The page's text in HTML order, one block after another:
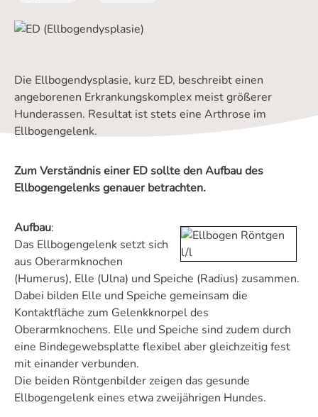
Die Ellbogendysplasie, kurz ED, beschreibt einen
angeborenen Erkrankungskomplex meist größerer
Hunderassen. Resultat ist stets eine Arthrose im
Ellbogengelenk.
Zum Verständnis einer ED sollte den Aufbau des
Ellbogengelenks genauer betrachten.
Aufbau:
Das Ellbogengelenk setzt sich
aus Oberarmknochen
(Humerus), Elle (Ulna) und Speiche (Radius) zusammen.
Dabei bilden Elle und Speiche gemeinsam die
Kontaktfläche zum Gelenkknorpel des
Oberarmknochens. Elle und Speiche sind zudem durch
eine Bindegewebsplatte flexibel aber gleichzeitig fest
mit einander verbunden.
Die beiden Röntgenbilder zeigen das gesunde
Ellbogengelenk eines etwa zweijährigen Hundes.